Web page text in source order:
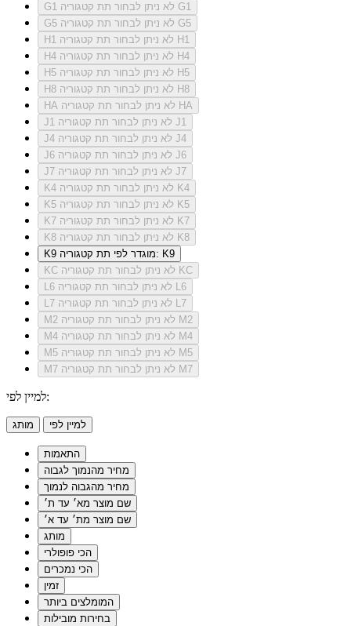
G1
לא ניתן לבחור תת קטגוריה G1
G5
לא ניתן לבחור תת קטגוריה G5
H1
לא ניתן לבחור תת קטגוריה H1
H4
לא ניתן לבחור תת קטגוריה H4
H5
לא ניתן לבחור תת קטגוריה H5
H8
לא ניתן לבחור תת קטגוריה H8
HA
לא ניתן לבחור תת קטגוריה HA
J1
לא ניתן לבחור תת קטגוריה J1
J4
לא ניתן לבחור תת קטגוריה J4
J6
לא ניתן לבחור תת קטגוריה J6
J7
לא ניתן לבחור תת קטגוריה J7
K4
לא ניתן לבחור תת קטגוריה K4
K5
לא ניתן לבחור תת קטגוריה K5
K7
לא ניתן לבחור תת קטגוריה K7
K8
לא ניתן לבחור תת קטגוריה K8
K9
מוגדר לפי תת קטגוריה: K9
KC
לא ניתן לבחור תת קטגוריה KC
L6
לא ניתן לבחור תת קטגוריה L6
L7
לא ניתן לבחור תת קטגוריה L7
M2
לא ניתן לבחור תת קטגוריה M2
M4
לא ניתן לבחור תת קטגוריה M4
M5
לא ניתן לבחור תת קטגוריה M5
M7
לא ניתן לבחור תת קטגוריה M7
למיין לפי:
מותג למיין לפי
התאמות
מחיר מהנמוך לגבוה
מחיר מהגבוה לנמוך
שם מוצר מא׳ עד ת׳
שם מוצר מת׳ עד א׳
מותג
הכי פופולרי
הכי נמכרים
זמין
המומלצים ביותר
בחירות מובילות